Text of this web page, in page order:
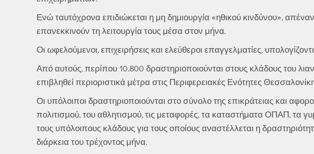
Ενώ ταυτόχρονα επιδιώκεται η μη δημιουργία «ηθικού κινδύνου»,
επανεκκινούν τη λειτουργία τους μέσα στον μήνα.
Οι ωφελούμενοι, επιχειρήσεις και ελεύθεροι επαγγελματίες,
Από αυτούς, περίπου 10.800 δραστηριοποιούνται στους κλάδους του
επιβληθεί περιοριστικά μέτρα στις Περιφερειακές Ενότητες
Οι υπόλοιποι δραστηριοποιούνται στο σύνολο της επικράτειας και
πολιτισμού, του αθλητισμού, τις μεταφορές, τα καταστήματα ΟΠΑΠ, τα
τους υπόλοιπους κλάδους για τους οποίους αναστέλλεται η
διάρκεια του τρέχοντος μήνα.